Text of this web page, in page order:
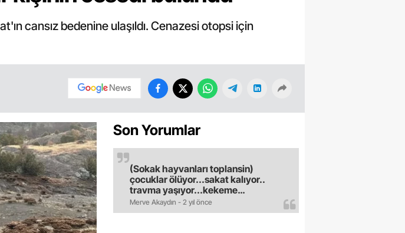
cansız bedenine ulaşıldı. Cenazesi otopsi için
Son Yorumlar
Merve Akaydın - 2 yıl önce
(Sokak hayvanları toplansin)
çocuklar ölüyor...sakat kalıyor..
travma yaşıyor...kekeme
oluyor..gece sokağa çikilmiyor..dışkı
ile hastalık saciyorlar.araba ve taksi